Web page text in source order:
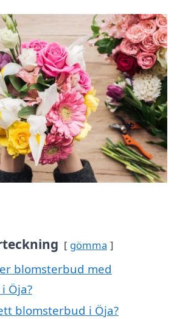
gömma
blomsterbud med
Öja?
blomsterbud i Öja?